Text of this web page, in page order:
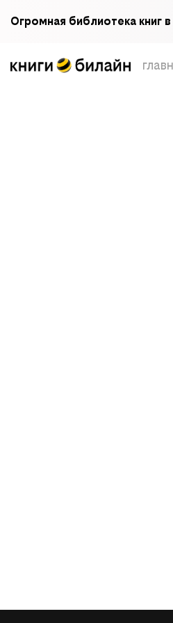
Огромная библиотека книг